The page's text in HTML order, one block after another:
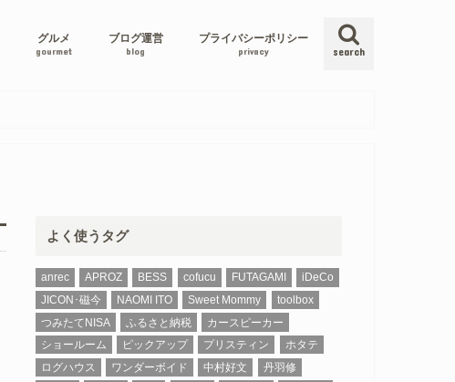
search
グルメ
gourmet
ブログ運営
blog
プライバシーポリシー
privacy
よく使うタグ
anrec APROZ BESS cofucu FUTAGAMI
iDeCo
JICON･磁今
NAOMI ITO Sweet Mommy
toolbox
つみたてNISA
ふるさと納税
カースピーカー
ショールーム
ピックアップ プリスティン
ホタテ
ログハウス
ワンダーボイド 中村好文
丹羽修